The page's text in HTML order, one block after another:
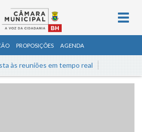
PROPOSIÇÕES AGENDA
às reuniões em tempo real